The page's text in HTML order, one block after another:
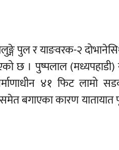
पुल र याङवरक-२
छ । पुष्पलाल (मध्यपहाडी)
४१ फिट
बगाएका कारण यातायात